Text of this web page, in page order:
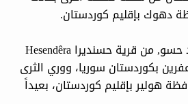
دهوك بإقليم كوردستان.
صلاح الدين محمد سعيد حسو, من قرية حسنديرا Hesendêra
بكوردستان سوريا، ووري الثرى
هولير بإقليم كوردستان، بعيداً